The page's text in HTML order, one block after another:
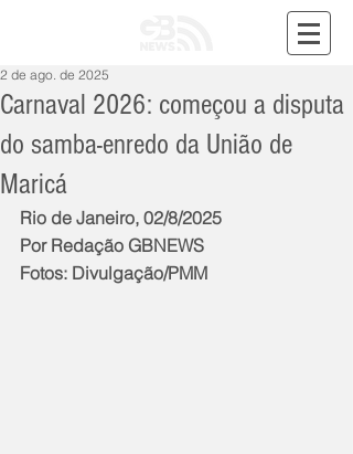
Carnaval 2026: começou a disputa
do samba-enredo da União de
Maricá
2 de ago. de 2025
Rio de Janeiro, 02/8/2025
Por Redação GBNEWS
Fotos: Divulgação/PMM